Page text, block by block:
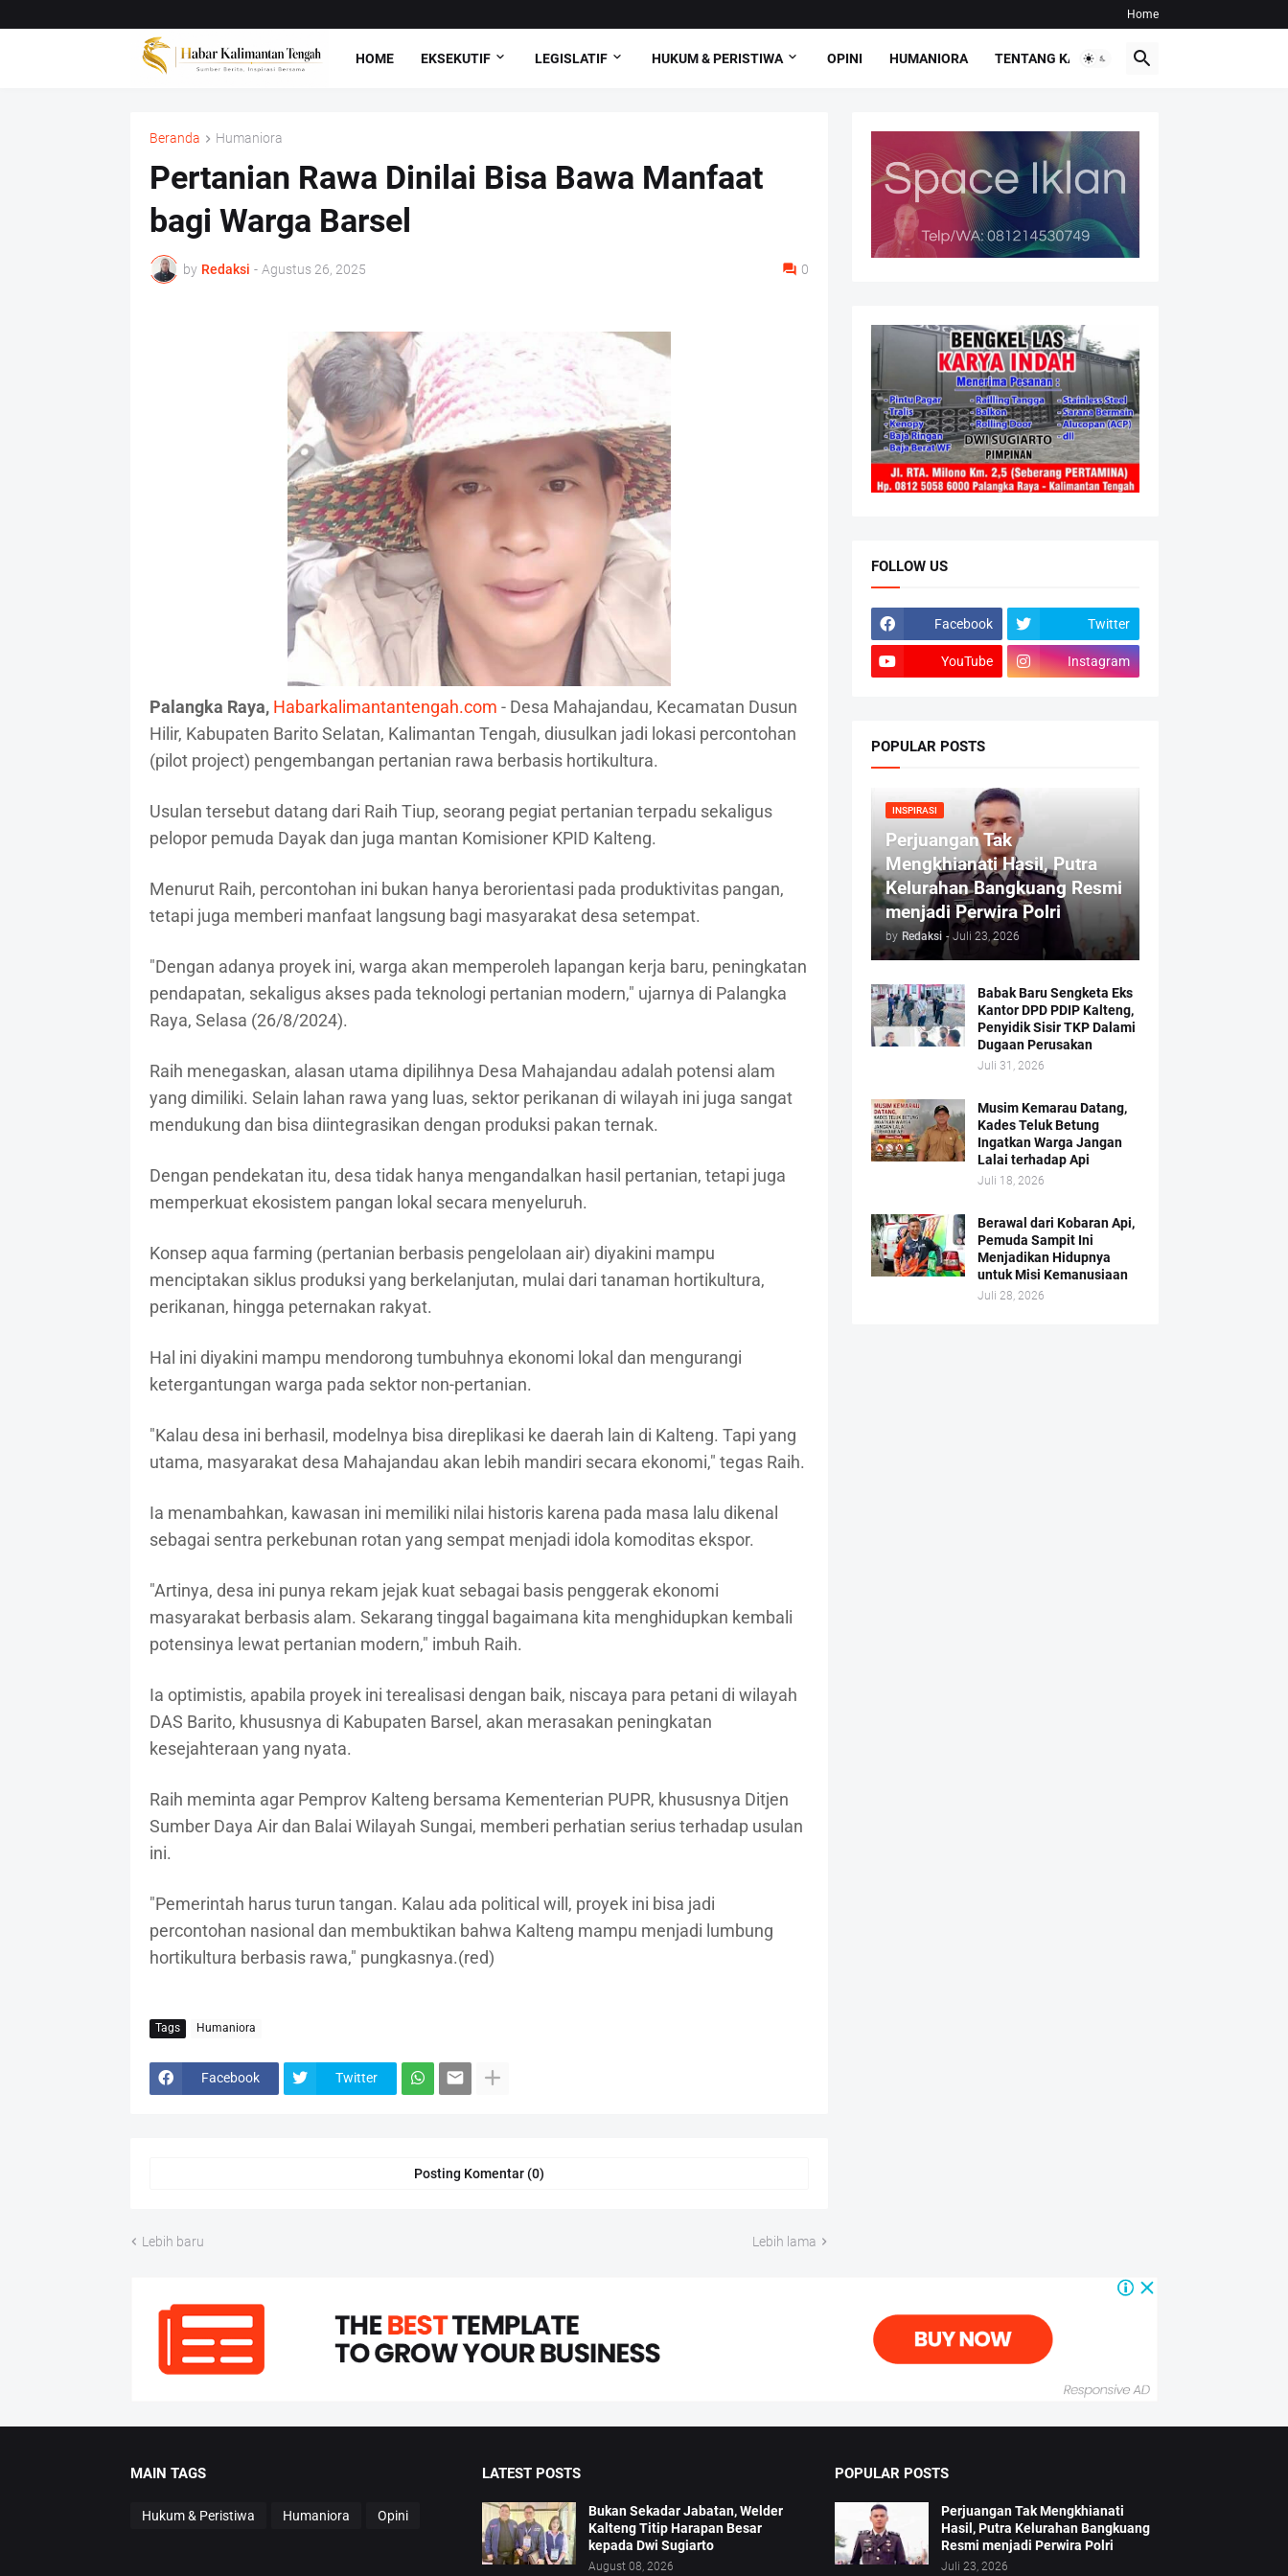
Home
HOME EKSEKUTIF LEGISLATIF HUKUM & PERISTIWA OPINI HUMANIORA TENTANG KAMI
Beranda Humaniora
Pertanian Rawa Dinilai Bisa Bawa Manfaat
bagi Warga Barsel
by Redaksi - Agustus 26, 2025 0
Palangka Raya, Habarkalimantantengah.com - Desa Mahajandau, Kecamatan Dusun
Hilir, Kabupaten Barito Selatan, Kalimantan Tengah, diusulkan jadi lokasi percontohan
(pilot project) pengembangan pertanian rawa berbasis hortikultura.
Usulan tersebut datang dari Raih Tiup, seorang pegiat pertanian terpadu sekaligus
pelopor pemuda Dayak dan juga mantan Komisioner KPID Kalteng.
Menurut Raih, percontohan ini bukan hanya berorientasi pada produktivitas pangan,
tetapi juga memberi manfaat langsung bagi masyarakat desa setempat.
"Dengan adanya proyek ini, warga akan memperoleh lapangan kerja baru, peningkatan
pendapatan, sekaligus akses pada teknologi pertanian modern," ujarnya di Palangka
Raya, Selasa (26/8/2024).
Raih menegaskan, alasan utama dipilihnya Desa Mahajandau adalah potensi alam
yang dimiliki. Selain lahan rawa yang luas, sektor perikanan di wilayah ini juga sangat
mendukung dan bisa diintegrasikan dengan produksi pakan ternak.
Dengan pendekatan itu, desa tidak hanya mengandalkan hasil pertanian, tetapi juga
memperkuat ekosistem pangan lokal secara menyeluruh.
Konsep aqua farming (pertanian berbasis pengelolaan air) diyakini mampu
menciptakan siklus produksi yang berkelanjutan, mulai dari tanaman hortikultura,
perikanan, hingga peternakan rakyat.
Hal ini diyakini mampu mendorong tumbuhnya ekonomi lokal dan mengurangi
ketergantungan warga pada sektor non-pertanian.
"Kalau desa ini berhasil, modelnya bisa direplikasi ke daerah lain di Kalteng. Tapi yang
utama, masyarakat desa Mahajandau akan lebih mandiri secara ekonomi," tegas Raih.
Ia menambahkan, kawasan ini memiliki nilai historis karena pada masa lalu dikenal
sebagai sentra perkebunan rotan yang sempat menjadi idola komoditas ekspor.
"Artinya, desa ini punya rekam jejak kuat sebagai basis penggerak ekonomi
masyarakat berbasis alam. Sekarang tinggal bagaimana kita menghidupkan kembali
potensinya lewat pertanian modern," imbuh Raih.
Ia optimistis, apabila proyek ini terealisasi dengan baik, niscaya para petani di wilayah
DAS Barito, khususnya di Kabupaten Barsel, akan merasakan peningkatan
kesejahteraan yang nyata.
Raih meminta agar Pemprov Kalteng bersama Kementerian PUPR, khususnya Ditjen
Sumber Daya Air dan Balai Wilayah Sungai, memberi perhatian serius terhadap usulan
ini.
"Pemerintah harus turun tangan. Kalau ada political will, proyek ini bisa jadi
percontohan nasional dan membuktikan bahwa Kalteng mampu menjadi lumbung
hortikultura berbasis rawa," pungkasnya.(red)
Tags Humaniora
Facebook Twitter
Posting Komentar (0)
Lebih baru Lebih lama
FOLLOW US
Facebook Twitter
YouTube Instagram
POPULAR POSTS
INSPIRASI
Perjuangan Tak
Mengkhianati Hasil, Putra
Kelurahan Bangkuang Resmi
menjadi Perwira Polri
by Redaksi - Juli 23, 2026
Babak Baru Sengketa Eks
Kantor DPD PDIP Kalteng,
Penyidik Sisir TKP Dalami
Dugaan Perusakan
Juli 31, 2026
Musim Kemarau Datang,
Kades Teluk Betung
Ingatkan Warga Jangan
Lalai terhadap Api
Juli 18, 2026
Berawal dari Kobaran Api,
Pemuda Sampit Ini
Menjadikan Hidupnya
untuk Misi Kemanusiaan
Juli 28, 2026
MAIN TAGS
Hukum & Peristiwa Humaniora Opini
LATEST POSTS
Bukan Sekadar Jabatan, Welder
Kalteng Titip Harapan Besar
kepada Dwi Sugiarto
August 08, 2026
POPULAR POSTS
Perjuangan Tak Mengkhianati
Hasil, Putra Kelurahan Bangkuang
Resmi menjadi Perwira Polri
Juli 23, 2026